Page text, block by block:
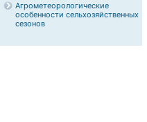
Агрометеорологические
особенности сельхозяйственных
сезонов